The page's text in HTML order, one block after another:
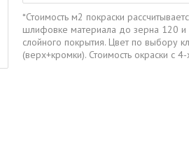
*Стоимость м2 покраски
шлифовке материала до зерна 120 и
слойного покрытия. Цвет по выбору
(верх+кромки). Стоимость окраски с